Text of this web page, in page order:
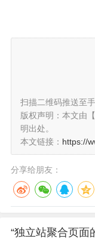
扫描二维码推送至手
版权声明：本文由【
明出处。
本文链接： https://
分享给朋友：
“独立站聚合页面